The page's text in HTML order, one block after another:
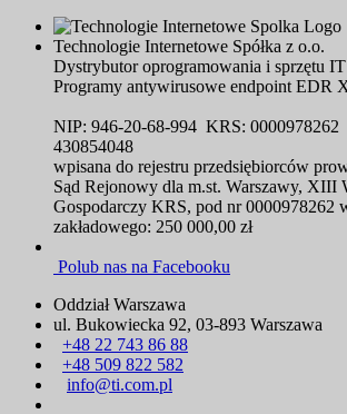
Technologie Internetowe Spółka z o.o.
Dystrybutor oprogramowania i sprzętu
Programy antywirusowe endpoint EDR
NIP: 946-20-68-994 KRS:
430854048
wpisana do rejestru przedsiębiorców
Sąd Rejonowy dla m.st. Warszawy, XIII
Gospodarczy KRS, pod nr 0000978262
zakładowego: 250 000,00 zł
Polub nas na Facebooku
Oddział Warszawa
ul. Bukowiecka 92, 03-893 Warszawa
+48 22 743 86 88
+48 509 822 582
info@ti.com.pl